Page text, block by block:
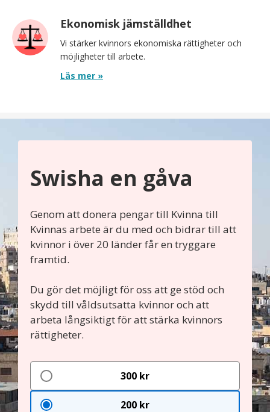
Ekonomisk jämställdhet
Vi stärker kvinnors ekonomiska rättigheter och
möjligheter till arbete.
Läs mer »
Swisha en gåva
Genom att donera pengar till Kvinna till
Kvinnas arbete är du med och bidrar till att
kvinnor i över 20 länder får en tryggare
framtid.
Du gör det möjligt för oss att ge stöd och
skydd till våldsutsatta kvinnor och att
arbeta långsiktigt för att stärka kvinnors
rättigheter.
300 kr
200 kr